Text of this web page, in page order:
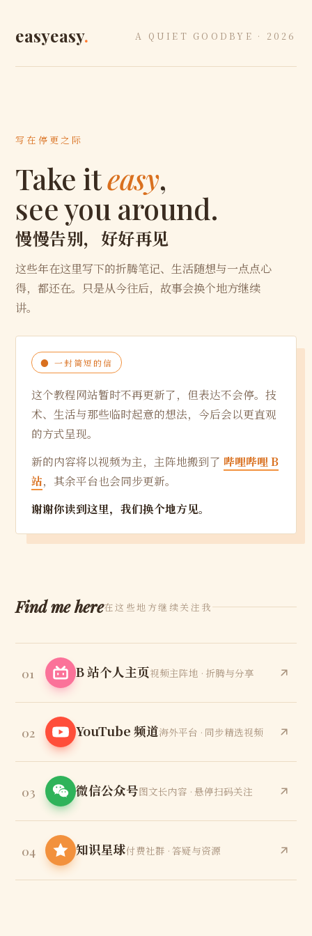
easyeasy. A QUIET GOODBYE · 2026
写在停更之际
Take iteasy,
see you around.
慢慢告别，好好再见
这些年在这里写下的折腾笔记、生活随想与一点点心
得，都还在。只是从今往后，故事会换个地方继续
讲。
● 一封简短的信
这个教程网站暂时不再更新了，但表达不会停。技
术、生活与那些临时起意的想法，今后会以更直观
的方式呈现。
新的内容将以视频为主，主阵地搬到了 哔哩哔哩 B
站，其余平台也会同步更新。
谢谢你读到这里，我们换个地方见。
Find me here在这些地方继续关注我
01 B 站个人主页视频主阵地 · 折腾与分享
02 YouTube 频道海外平台 · 同步精选视频
03 微信公众号图文长内容 · 悬停扫码关注
04 知识星球付费社群 · 答疑与资源